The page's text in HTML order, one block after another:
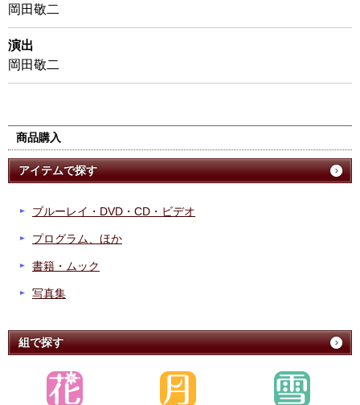
岡田敬二
演出
岡田敬二
商品購入
アイテムで探す
ブルーレイ・DVD・CD・ビデオ
プログラム、ほか
書籍・ムック
写真集
組で探す